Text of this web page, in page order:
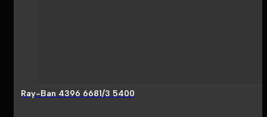
Ray-Ban 4396 6681/3 5400